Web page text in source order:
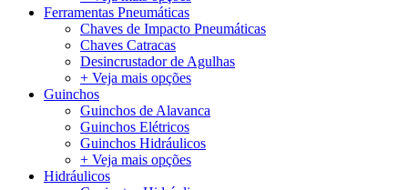
Ferramentas Pneumáticas
Chaves de Impacto Pneumáticas
Chaves Catracas
Desincrustador de Agulhas
+ Veja mais opções
Guinchos
Guinchos de Alavanca
Guinchos Elétricos
Guinchos Hidráulicos
+ Veja mais opções
Hidráulicos